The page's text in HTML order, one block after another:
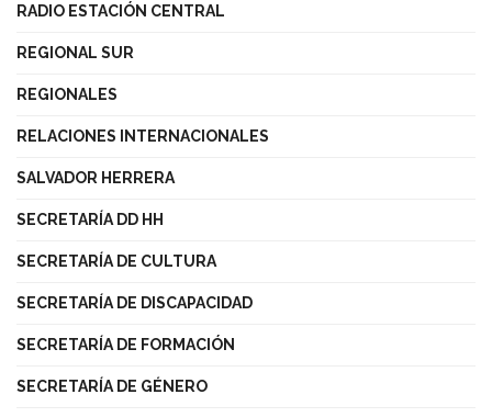
RADIO ESTACIÓN CENTRAL
REGIONAL SUR
REGIONALES
RELACIONES INTERNACIONALES
SALVADOR HERRERA
SECRETARÍA DD HH
SECRETARÍA DE CULTURA
SECRETARÍA DE DISCAPACIDAD
SECRETARÍA DE FORMACIÓN
SECRETARÍA DE GÉNERO